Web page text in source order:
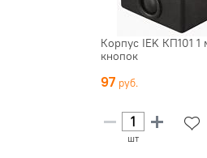
Корпус IEK КП101 1
кнопок
97
шт